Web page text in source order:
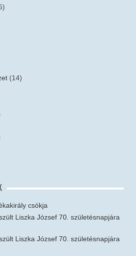
(14)
csókja
Liszka József 70. születésnapjára
Liszka József 70. születésnapjára